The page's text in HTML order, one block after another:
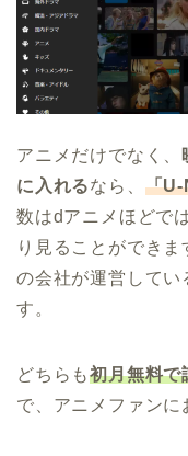
アニメだけでなく、
に入れるなら、 「U-
数はdアニメほどで
り見ることができ
の会社が運営して
す。
どちらも初月無料で
で、アニメファンに